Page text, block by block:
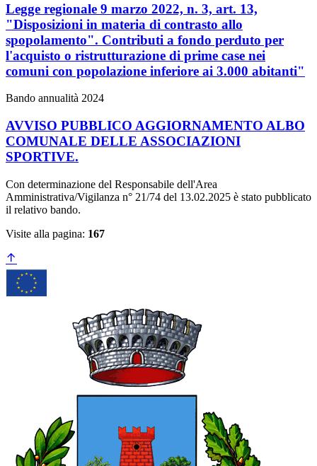
Legge regionale 9 marzo 2022, n. 3, art. 13,
"Disposizioni in materia di contrasto allo
spopolamento". Contributi a fondo perduto per
l'acquisto o ristrutturazione di prime case nei
comuni con popolazione inferiore ai 3.000 abitanti"
Bando annualità 2024
AVVISO PUBBLICO AGGIORNAMENTO ALBO
COMUNALE DELLE ASSOCIAZIONI
SPORTIVE.
Con determinazione del Responsabile dell'Area
Amministrativa/Vigilanza n° 21/74 del 13.02.2025 è stato pubblicato
il relativo bando.
Visite alla pagina: 167